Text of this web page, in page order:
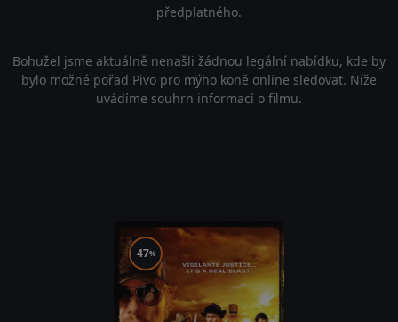
předplatného.
Bohužel jsme aktuálně nenašli žádnou legální nabídku, kde by
bylo možné pořad Pivo pro mýho koně online sledovat. Níže
uvádíme souhrn informací o filmu.
47%